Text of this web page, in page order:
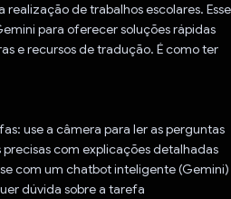
realização de trabalhos escolares. Esse
para oferecer soluções rápidas
e recursos de tradução. É como ter
use a câmera para ler as perguntas
com explicações detalhadas
com um chatbot inteligente (Gemini)
dúvida sobre a tarefa